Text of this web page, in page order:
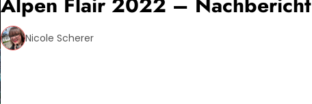
Nicole Scherer